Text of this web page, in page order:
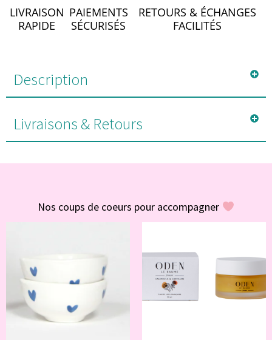
LIVRAISON
RAPIDE
PAIEMENTS
SÉCURISÉS
RETOURS & ÉCHANGES
FACILITÉS
Description
Livraisons & Retours
Nos coups de coeurs pour accompagner